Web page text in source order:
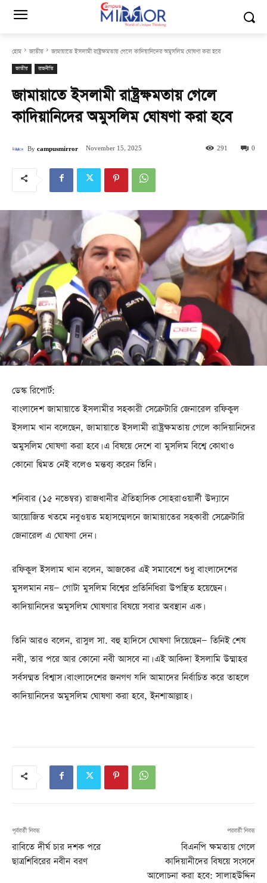
হোম জাতীয় জামায়াতে ইসলামী রাষ্ট্রক্ষমতায় গেলে কাদিয়ানিদের অমুসলিম ঘোষণা করা হবে
জাতীয় রাজনীতি
জামায়াতে ইসলামী রাষ্ট্রক্ষমতায় গেলে
কাদিয়ানিদের অমুসলিম ঘোষণা করা হবে
By campusmirror November 15, 2025 0
291
ডেস্ক রিপোর্ট:
বাংলাদেশ জামায়াতে ইসলামীর সহকারী সেক্রেটারি জেনারেল রফিকুল
ইসলাম খান বলেছেন, জামায়াতে ইসলামী রাষ্ট্রক্ষমতায় গেলে কাদিয়ানিদের
অমুসলিম ঘোষণা করা হবে। এ বিষয়ে দেশে বা মুসলিম বিশ্বে কোথাও
কোনো দ্বিমত নেই বলেও মন্তব্য করেন তিনি।
শনিবার (১৫ নভেম্বর) রাজধানীর ঐতিহাসিক সোহরাওয়ার্দী উদ্যানে
আয়োজিত খতমে নবুওয়ত মহাসম্মেলনে জামায়াতের সহকারী সেক্রেটারি
জেনারেল এ ঘোষণা দেন।
রফিকুল ইসলাম খান বলেন, আজকের এই সমাবেশে শুধু বাংলাদেশের
মুসলমান নয়— গোটা মুসলিম বিশ্বের প্রতিনিধিরা উপস্থিত হয়েছেন।
কাদিয়ানিদের অমুসলিম ঘোষণার বিষয়ে সবার অবস্থান এক।
তিনি আরও বলেন, রাসুল সা. বহু হাদিসে ঘোষণা দিয়েছেন— তিনিই শেষ
নবী, তার পরে আর কোনো নবী আসবে না। এই আকিদা ইসলামি উম্মাহর
সর্বসম্মত বিশ্বাস। বাংলাদেশের জনগণ যদি আমাদের নির্বাচিত করে তাহলে
কাদিয়ানিদের অমুসলিম ঘোষণা করা হবে, ইনশাআল্লাহ।
পূর্ববর্তী নিবন্ধ
রাবিতে দীর্ঘ চার দশক পরে
ছাত্রশিবিরের নবীন বরণ
পরবর্তী নিবন্ধ
বিএনপি ক্ষমতায় গেলে
কাদিয়ানীদের বিষয়ে সংসদে
আলোচনা করা হবে: সালাহউদ্দিন